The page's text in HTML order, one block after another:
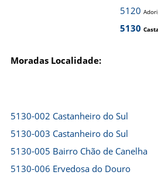
5120
5130
Moradas Localidade:
5130-002 Castanheiro do Sul
5130-003 Castanheiro do Sul
5130-005 Bairro Chão de Canelha
5130-006 Ervedosa do Douro